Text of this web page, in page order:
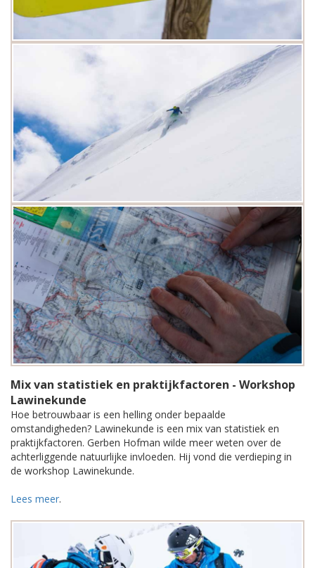
Mix van statistiek en praktijkfactoren - Workshop
Lawinekunde
Hoe betrouwbaar is een helling onder bepaalde
omstandigheden? Lawinekunde is een mix van statistiek en
praktijkfactoren. Gerben Hofman wilde meer weten over de
achterliggende natuurlijke invloeden. Hij vond die verdieping in
de workshop Lawinekunde.
Lees meer.